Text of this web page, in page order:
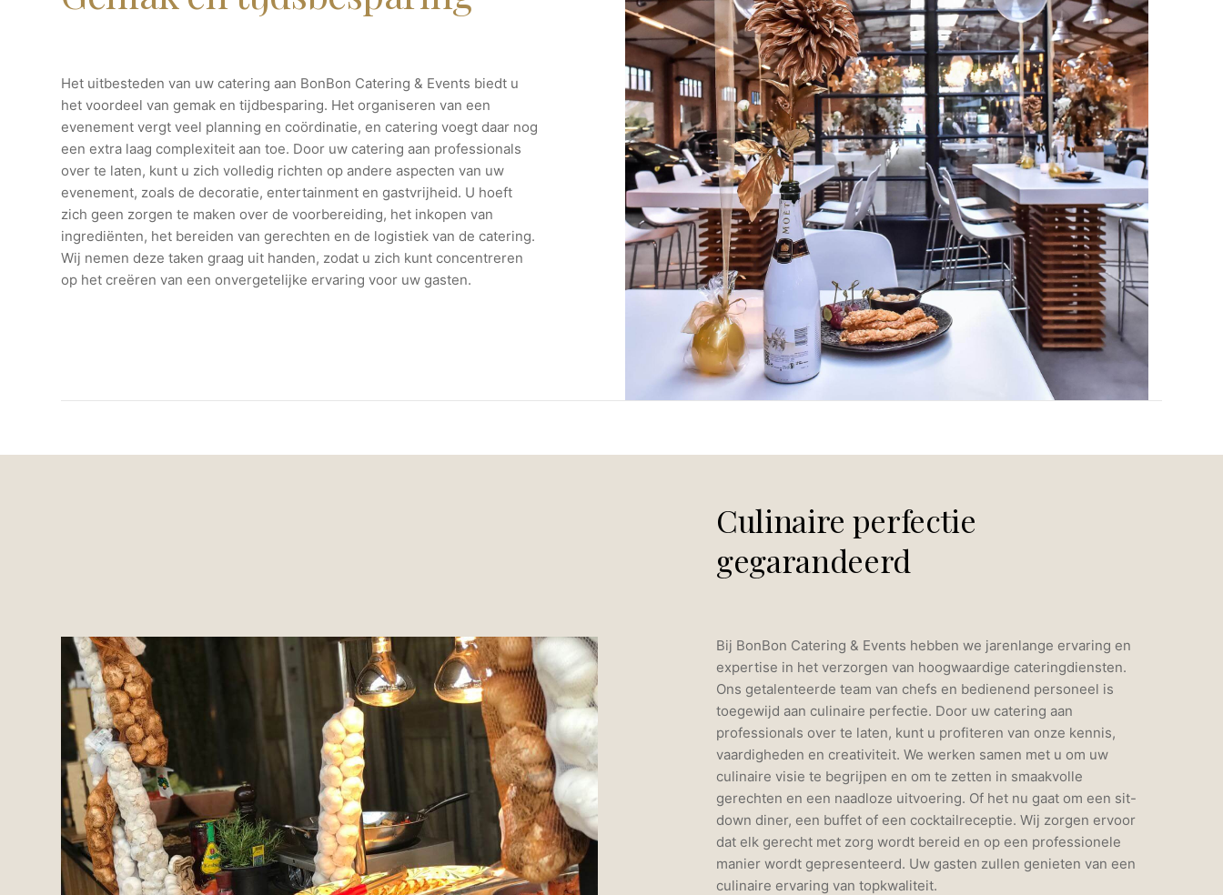
Het uitbesteden van uw catering aan BonBon Catering & Events biedt u
het voordeel van gemak en tijdbesparing. Het organiseren van een
evenement vergt veel planning en coördinatie, en catering voegt daar nog
een extra laag complexiteit aan toe. Door uw catering aan professionals
over te laten, kunt u zich volledig richten op andere aspecten van uw
evenement, zoals de decoratie, entertainment en gastvrijheid. U hoeft
zich geen zorgen te maken over de voorbereiding, het inkopen van
ingrediënten, het bereiden van gerechten en de logistiek van de catering.
Wij nemen deze taken graag uit handen, zodat u zich kunt concentreren
op het creëren van een onvergetelijke ervaring voor uw gasten.
Culinaire perfectie
gegarandeerd
Bij BonBon Catering & Events hebben we jarenlange ervaring en
expertise in het verzorgen van hoogwaardige cateringdiensten.
Ons getalenteerde team van chefs en bedienend personeel is
toegewijd aan culinaire perfectie. Door uw catering aan
professionals over te laten, kunt u profiteren van onze kennis,
vaardigheden en creativiteit. We werken samen met u om uw
culinaire visie te begrijpen en om te zetten in smaakvolle
gerechten en een naadloze uitvoering. Of het nu gaat om een sit-
down diner, een buffet of een cocktailreceptie. Wij zorgen ervoor
dat elk gerecht met zorg wordt bereid en op een professionele
manier wordt gepresenteerd. Uw gasten zullen genieten van een
culinaire ervaring van topkwaliteit.